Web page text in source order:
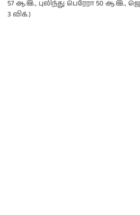
57 ஆ.இ., புலிந்து பெரேரா 50
3 விக்.)